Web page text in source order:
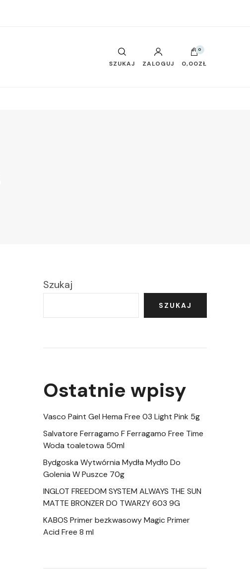
SZUKAJ ZALOGUJ
0
0,00ZŁ
Szukaj
SZUKAJ
Ostatnie wpisy
Vasco Paint Gel Hema Free 03 Light Pink 5g
Salvatore Ferragamo F Ferragamo Free Time
Woda toaletowa 50ml
Bydgoska Wytwórnia Mydła Mydło Do
Golenia W Puszce 70g
INGLOT FREEDOM SYSTEM ALWAYS THE SUN
MATTE BRONZER DO TWARZY 603 9G
KABOS Primer bezkwasowy Magic Primer
Acid Free 8 ml